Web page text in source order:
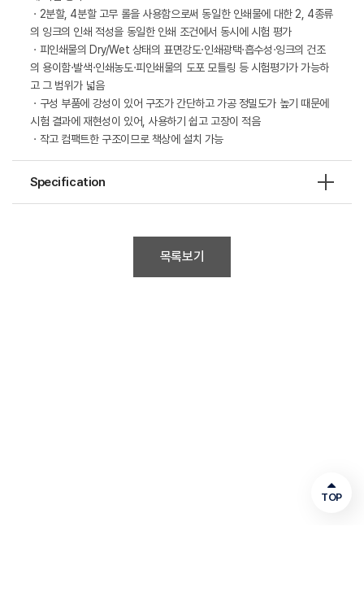
ㆍ2분할, 4분할 고무 롤을 사용함으로써 동일한 인쇄물에 대한 2, 4종류
의 잉크의 인쇄 적성을 동일한 인쇄 조건에서 동시에 시험 평가
ㆍ피인쇄물의 Dry/Wet 상태의 표면강도·인쇄광택·흡수성·잉크의 건조
의 용이함·발색·인쇄농도·피인쇄물의 도포 모틀링 등 시험평가가 가능하
고 그 범위가 넓음
ㆍ구성 부품에 강성이 있어 구조가 간단하고 가공 정밀도가 높기 때문에
시험 결과에 재현성이 있어, 사용하기 쉽고 고장이 적음
ㆍ작고 컴팩트한 구조이므로 책상에 설치 가능
Specification
목록보기
TOP